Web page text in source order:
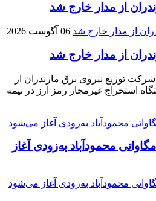
06 آگوست 2026
شرکت توزیع نیروی برق مازندران از
و جمع‌آوری ۱۹ دستگاه استخراج غیرمجاز رمز ارز در نیمه
فاز نخست نیروگاه ۵۰۰ مگاواتی محمودآباد به‌زودی آغاز